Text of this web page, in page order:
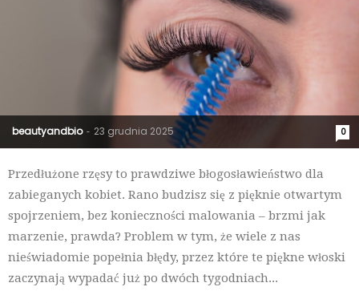
beautyandbio - 23 grudnia 2025 0
Przedłużone rzęsy to prawdziwe błogosławieństwo dla
zabieganych kobiet. Rano budzisz się z pięknie otwartym
spojrzeniem, bez konieczności malowania – brzmi jak
marzenie, prawda? Problem w tym, że wiele z nas
nieświadomie popełnia błędy, przez które te piękne włoski
zaczynają wypadać już po dwóch tygodniach...